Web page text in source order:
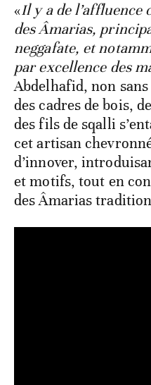
«Il y a de l’affluence
des Âmarias,
neggafate, et
par excellence des
Abdelhafid, non
des cadres de bois,
des fils de sqalli
cet artisan
d’innover,
et motifs, tout en
des Âmarias